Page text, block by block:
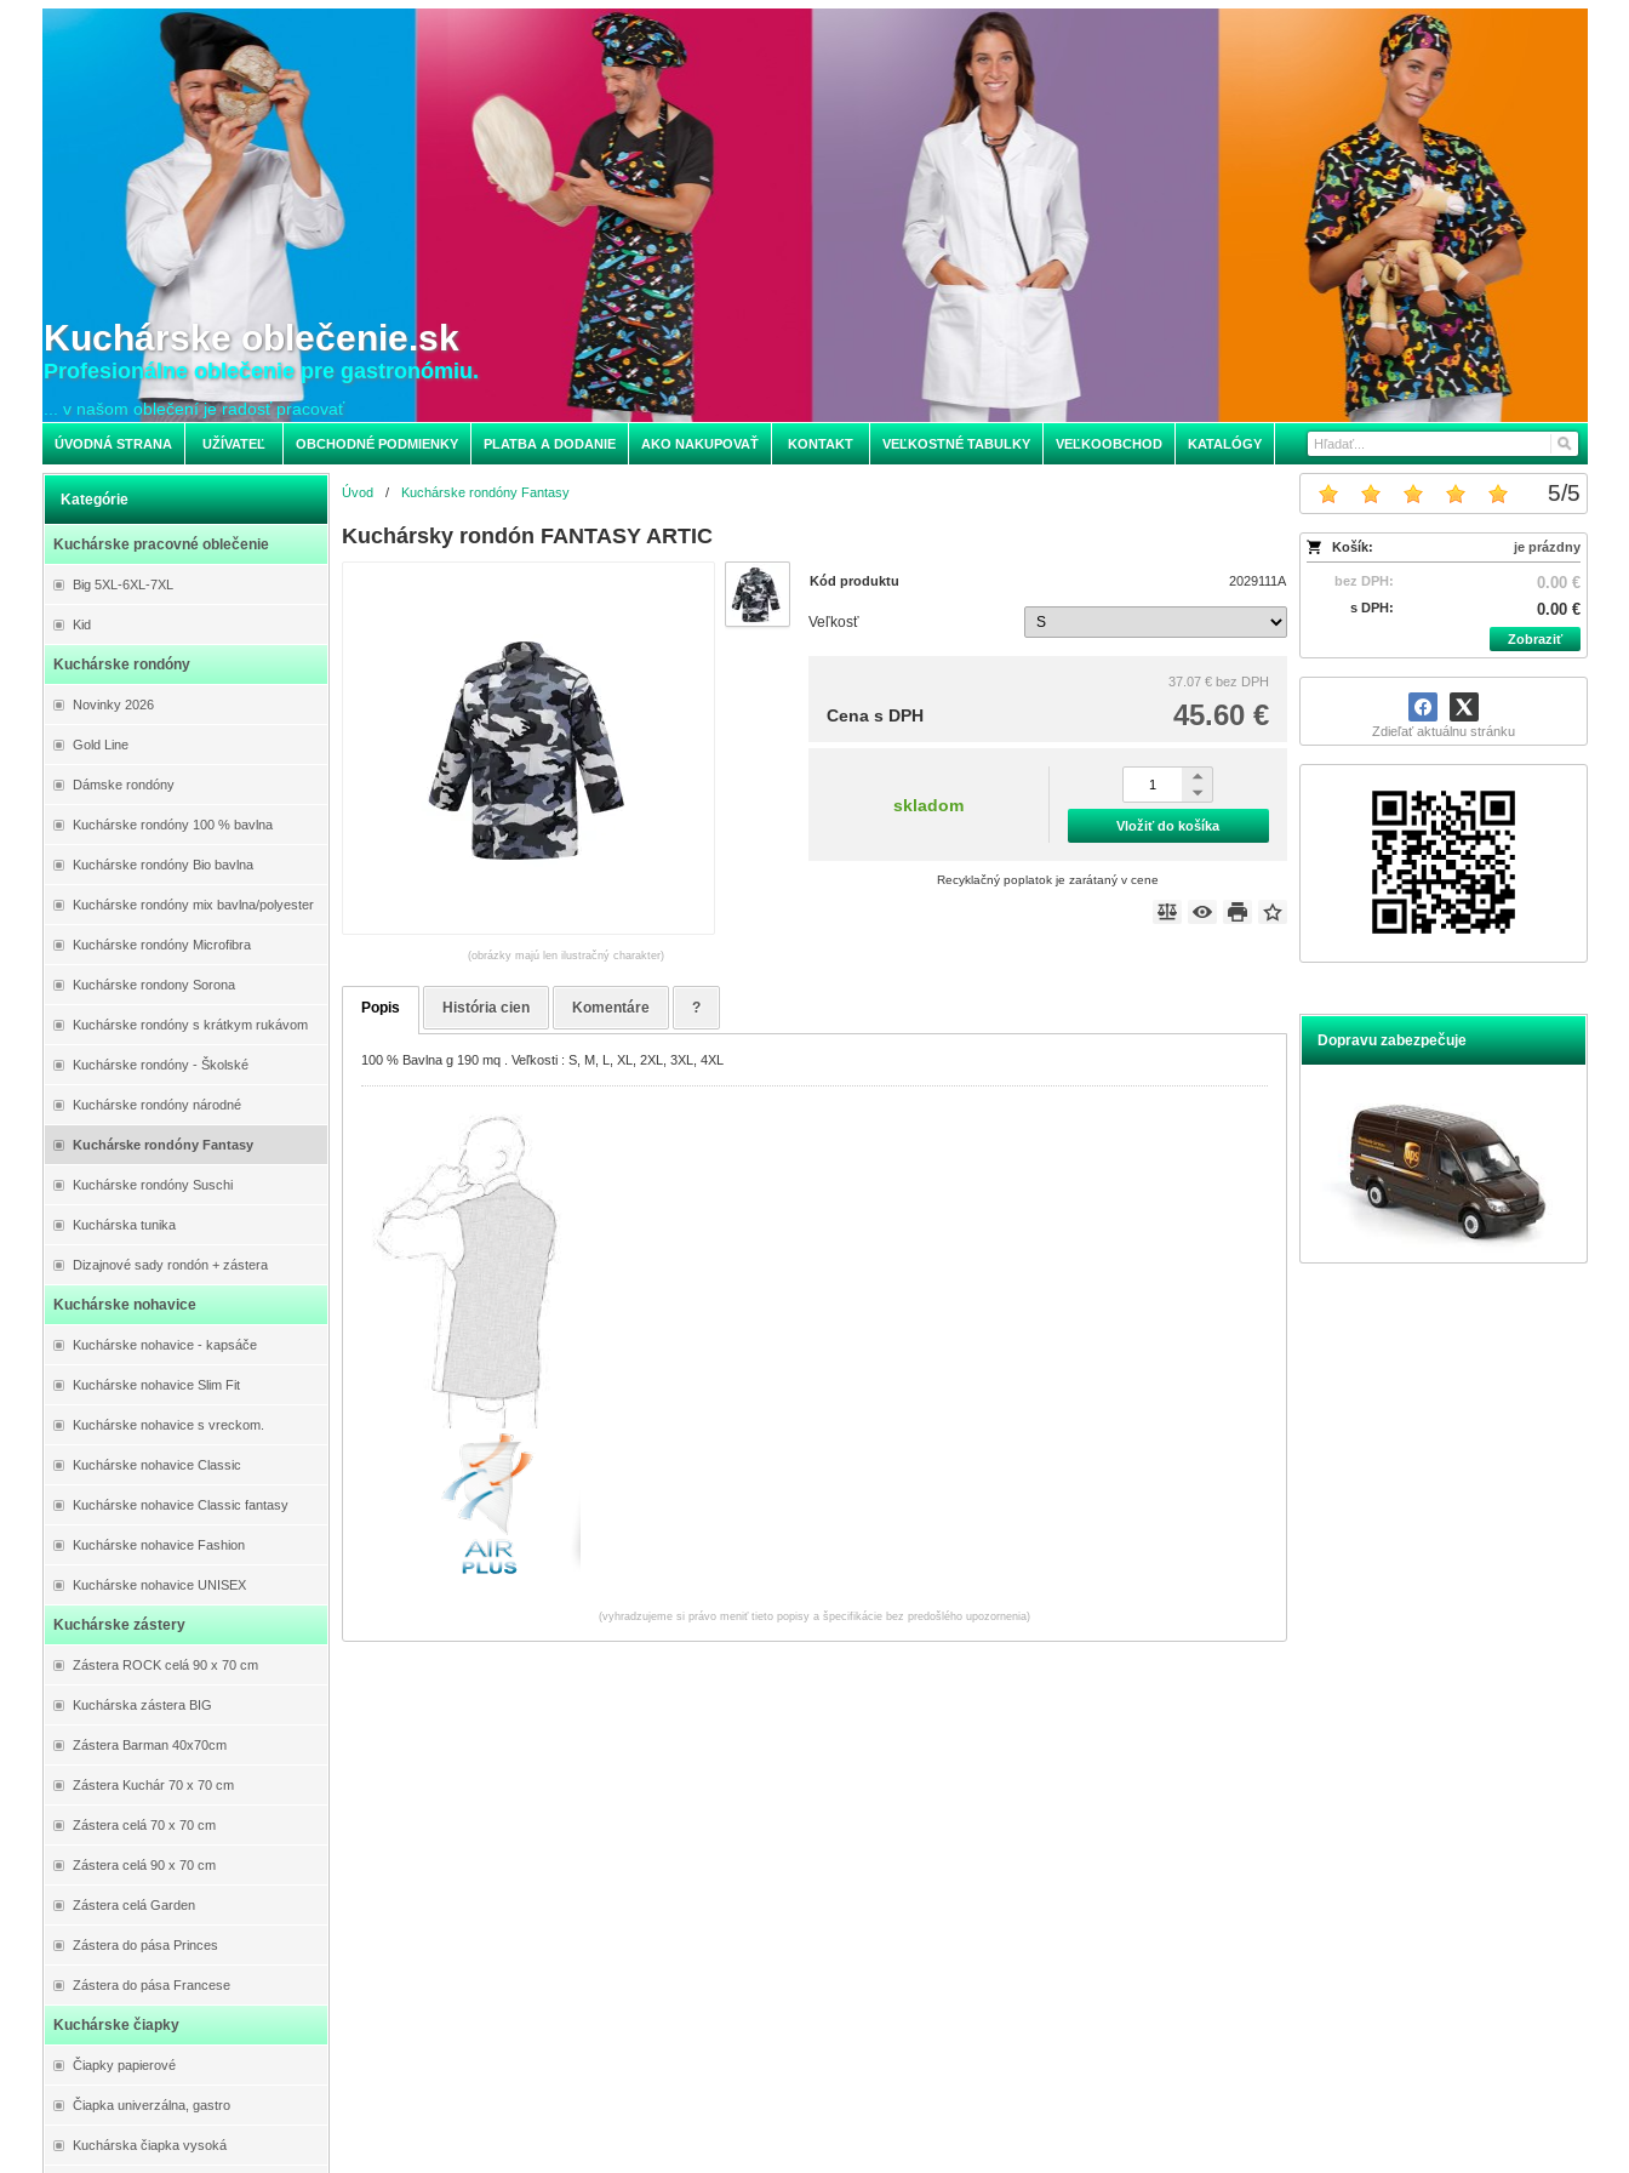
Kuchárske oblečenie.sk
Profesionálne oblečenie pre gastronómiu.
... v našom oblečení je radosť pracovať
ÚVODNÁ STRANA UŽÍVATEĽ OBCHODNÉ PODMIENKY PLATBA A DODANIE AKO NAKUPOVAŤ KONTAKT VEĽKOSTNÉ TABULKY VEĽKOOBCHOD KATALÓGY
Kategórie
Kuchárske pracovné oblečenie
Big 5XL-6XL-7XL
Kid
Kuchárske rondóny
Novinky 2026
Gold Line
Dámske rondóny
Kuchárske rondóny 100 % bavlna
Kuchárske rondóny Bio bavlna
Kuchárske rondóny mix bavlna/polyester
Kuchárske rondóny Microfibra
Kuchárske rondony Sorona
Kuchárske rondóny s krátkym rukávom
Kuchárske rondóny - Školské
Kuchárske rondóny národné
Kuchárske rondóny Fantasy
Kuchárske rondóny Suschi
Kuchárska tunika
Dizajnové sady rondón + zástera
Kuchárske nohavice
Kuchárske nohavice - kapsáče
Kuchárske nohavice Slim Fit
Kuchárske nohavice s vreckom.
Kuchárske nohavice Classic
Kuchárske nohavice Classic fantasy
Kuchárske nohavice Fashion
Kuchárske nohavice UNISEX
Kuchárske zástery
Zástera ROCK celá 90 x 70 cm
Kuchárska zástera BIG
Zástera Barman 40x70cm
Zástera Kuchár 70 x 70 cm
Zástera celá 70 x 70 cm
Zástera celá 90 x 70 cm
Zástera celá Garden
Zástera do pása Princes
Zástera do pása Francese
Kuchárske čiapky
Čiapky papierové
Čiapka univerzálna, gastro
Kuchárska čiapka vysoká
5/5
Košík: je prázdny
bez DPH: 0.00 €
s DPH: 0.00 €
Zobraziť
Zdieľať aktuálnu stránku
Dopravu zabezpečuje
Úvod / Kuchárske rondóny Fantasy
Kuchársky rondón FANTASY ARTIC
(obrázky majú len ilustračný charakter)
Kód produktu 2029111A
Veľkosť
37.07 € bez DPH
45.60 €
Cena s DPH
skladom
Vložiť do košíka
Recyklačný poplatok je zarátaný v cene
Popis História cien Komentáre ?
100 % Bavlna g 190 mq . Veľkosti : S, M, L, XL, 2XL, 3XL, 4XL
(vyhradzujeme si právo meniť tieto popisy a špecifikácie bez predošlého upozornenia)